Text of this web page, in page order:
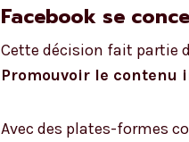
Facebook se
Cette décision fait partie
Promouvoir le contenu
Avec des plates-formes